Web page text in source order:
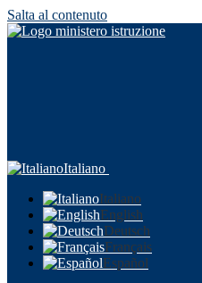
Salta al contenuto
Italiano
Italiano
English
Deutsch
Français
Español